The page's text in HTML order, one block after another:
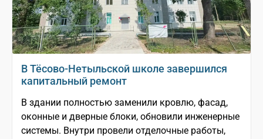
В Тёсово-Нетыльской школе завершился
капитальный ремонт
В здании полностью заменили кровлю, фасад,
оконные и дверные блоки, обновили инженерные
системы. Внутри провели отделочные работы,